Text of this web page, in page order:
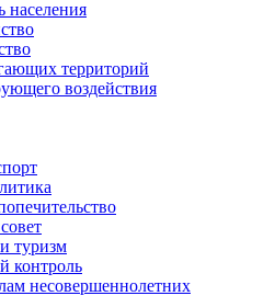
населения
территорий
воздействия
туризм
контроль
несовершеннолетних